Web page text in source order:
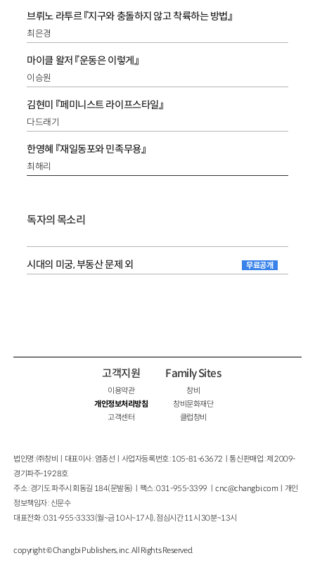
브뤼노 라투르 『지구와 충돌하지 않고 착륙하는 방법』
최은경
마이클 왈저 『운동은 이렇게』
이승원
김현미 『페미니스트 라이프스타일』
다드래기
한영혜 『재일동포와 민족무용』
최해리
독자의 목소리
시대의 미궁, 부동산 문제 외 무료공개
고객지원
이용약관
개인정보처리방침
고객센터
Family Sites
창비
창비문화재단
클럽창비
법인명 : ㈜창비ㅣ대표이사 : 염종선ㅣ사업자등록번호 : 105-81-63672ㅣ통신판매업 : 제 2009-
경기파주-1928호
주소 : 경기도 파주시 회동길 184(문발동)ㅣ팩스 : 031-955-3399 ㅣcnc@changbi.com ㅣ개인
정보책임자 : 신문수
대표전화 : 031-955-3333(월~금 10시~17시), 점심시간 11시 30분~13시
copyright © Changbi Publishers, inc. All Rights Reserved.